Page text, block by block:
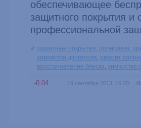
обеспечивающее
защитного покрытия
профессиональной
защитные покрытия, полировка,
химчистка двигателя, ремонт
восстановление блеска, химчистка
-0.04 19 сентября 2013, 16:20